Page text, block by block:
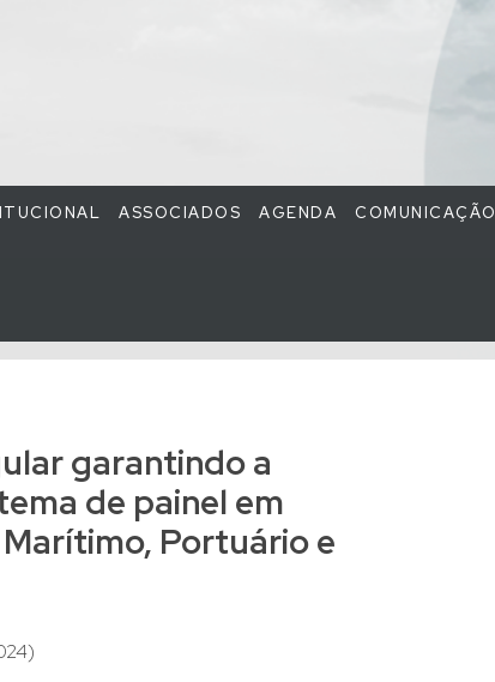
ASSOCIADOS AGENDA COMUNICAÇÃO
garantindo a
de painel em
Portuário e